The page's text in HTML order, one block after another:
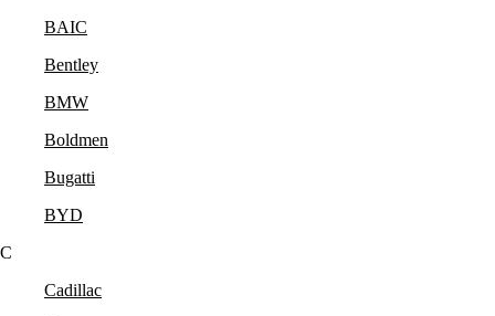
BAIC
Bentley
BMW
Boldmen
Bugatti
BYD
C
Cadillac